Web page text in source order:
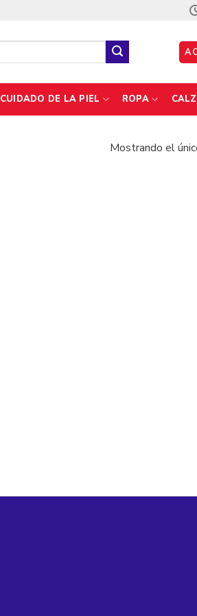
CUIDADO DE LA PIEL ROPA
Mostrando el